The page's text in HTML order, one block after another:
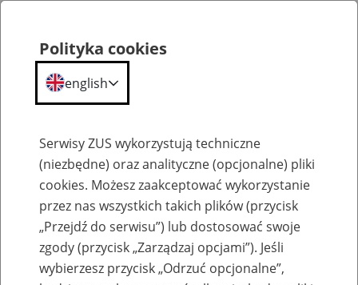
Polityka cookies
english
Serwisy ZUS wykorzystują techniczne
(niezbędne) oraz analityczne (opcjonalne) pliki
cookies. Możesz zaakceptować wykorzystanie
przez nas wszystkich takich plików (przycisk
„Przejdź do serwisu”) lub dostosować swoje
zgody (przycisk „Zarządzaj opcjami”). Jeśli
wybierzesz przycisk „Odrzuć opcjonalne”,